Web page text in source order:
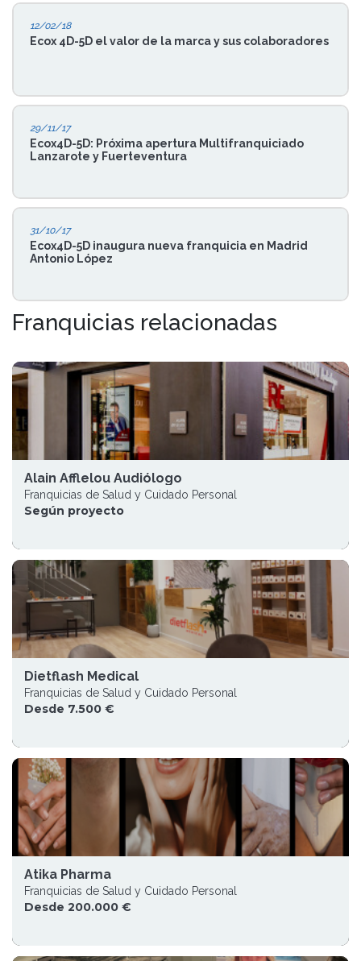
12/02/18
Ecox 4D-5D el valor de la marca y sus colaboradores
29/11/17
Ecox4D-5D: Próxima apertura Multifranquiciado
Lanzarote y Fuerteventura
31/10/17
Ecox4D-5D inaugura nueva franquicia en Madrid
Antonio López
Franquicias relacionadas
Alain Afflelou Audiólogo
Franquicias de Salud y Cuidado Personal
Según proyecto
Dietflash Medical
Franquicias de Salud y Cuidado Personal
Desde 7.500 €
Atika Pharma
Franquicias de Salud y Cuidado Personal
Desde 200.000 €